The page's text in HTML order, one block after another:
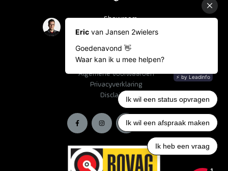
Showroom
Occasions
Bestelinformatie
Algemene voorwaarden
Privacyverklaring
Disclaimer